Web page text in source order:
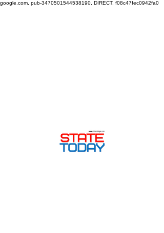
google.com, pub-3470501544538190, DIRECT, f08c47fec0942fa0